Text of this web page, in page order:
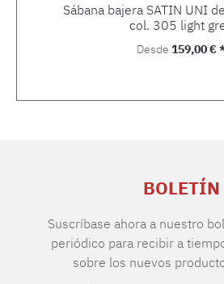
Sábana bajera SATIN UNI
col. 305 light
Precio normal:
Desde 159,00 €
BOLETÍN
Suscríbase ahora a nuestro
periódico para recibir a
sobre los nuevos